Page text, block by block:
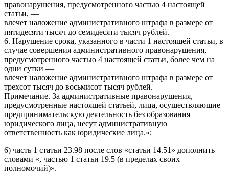
правонарушения, предусмотренного частью 4 настоящей
статьи, —
влечет наложение административного штрафа в размере от
пятидесяти тысяч до семидесяти тысяч рублей.
6. Нарушение срока, указанного в части 1 настоящей статьи, в
случае совершения административного правонарушения,
предусмотренного частью 4 настоящей статьи, более чем на
одни сутки —
влечет наложение административного штрафа в размере от
трехсот тысяч до восьмисот тысяч рублей.
Примечание. За административные правонарушения,
предусмотренные настоящей статьей, лица, осуществляющие
предпринимательскую деятельность без образования
юридического лица, несут административную
ответственность как юридические лица.»;
6) часть 1 статьи 23.98 после слов «статьи 14.51» дополнить
словами «, частью 1 статьи 19.5 (в пределах своих
полномочий)».